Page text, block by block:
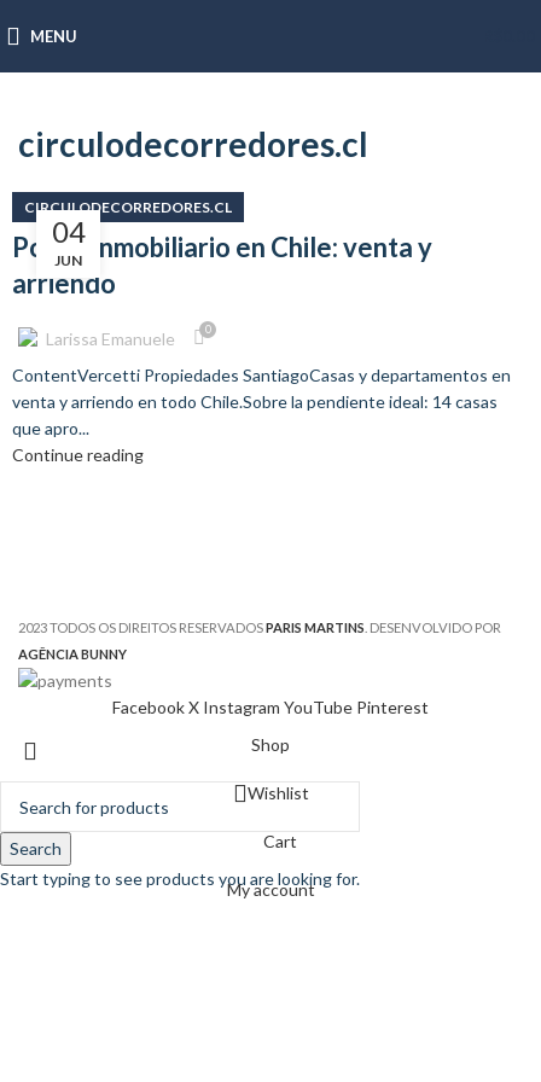
MENU
circulodecorredores.cl
04
JUN
CIRCULODECORREDORES.CL
Portal inmobiliario en Chile: venta y
arriendo
Larissa Emanuele 0
ContentVercetti Propiedades SantiagoCasas y departamentos en
venta y arriendo en todo Chile.Sobre la pendiente ideal: 14 casas
que apro...
Continue reading
2023 TODOS OS DIREITOS RESERVADOSPARIS MARTINS . DESENVOLVIDO POR
AGÊNCIA BUNNY
FacebookX Instagram YouTube Pinterest
Search
Start typing to see products you are looking for.
Shop
Wishlist
Cart
My account